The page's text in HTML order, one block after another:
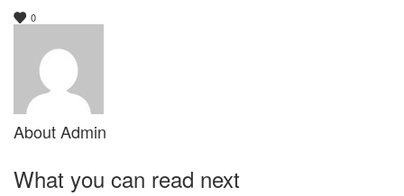
0
AboutAdmin
What you can read next